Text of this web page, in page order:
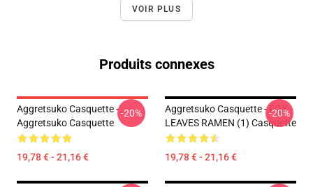
VOIR PLUS
Produits connexes
Aggretsuko Casquette -
Aggretsuko Casquette
19,78 € - 21,16 €
-20%
Aggretsuko Casquette - FOX
LEAVES RAMEN (1) Casquette
19,78 € - 21,16 €
-20%